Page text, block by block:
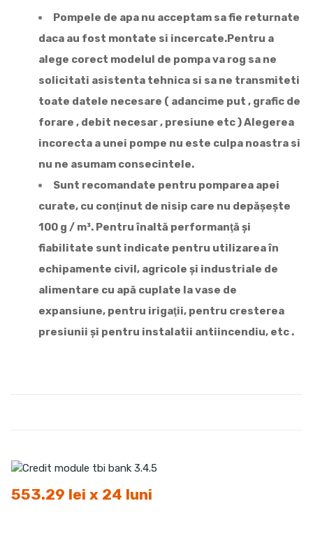
Pompele de apa nu acceptam sa fie returnate
daca au fost montate si incercate.Pentru a
alege corect modelul de pompa va rog sa ne
solicitati asistenta tehnica si sa ne transmiteti
toate datele necesare ( adancime put , grafic de
forare , debit necesar , presiune etc ) Alegerea
incorecta a unei pompe nu este culpa noastra si
nu ne asumam consecintele.
Sunt recomandate pentru pomparea apei
curate, cu conţinut de nisip care nu depășește
100 g / m³. Pentru înaltă performanţă și
fiabilitate sunt indicate pentru utilizarea în
echipamente civil, agricole și industriale de
alimentare cu apă cuplate la vase de
expansiune, pentru irigaţii, pentru cresterea
presiunii și pentru instalatii antiincendiu, etc .
553.29 lei x 24 luni